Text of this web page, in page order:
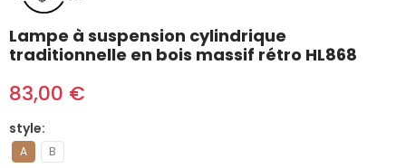
Lampe à suspension cylindrique
traditionnelle en bois massif rétro HL868
83,00 €
style
A B